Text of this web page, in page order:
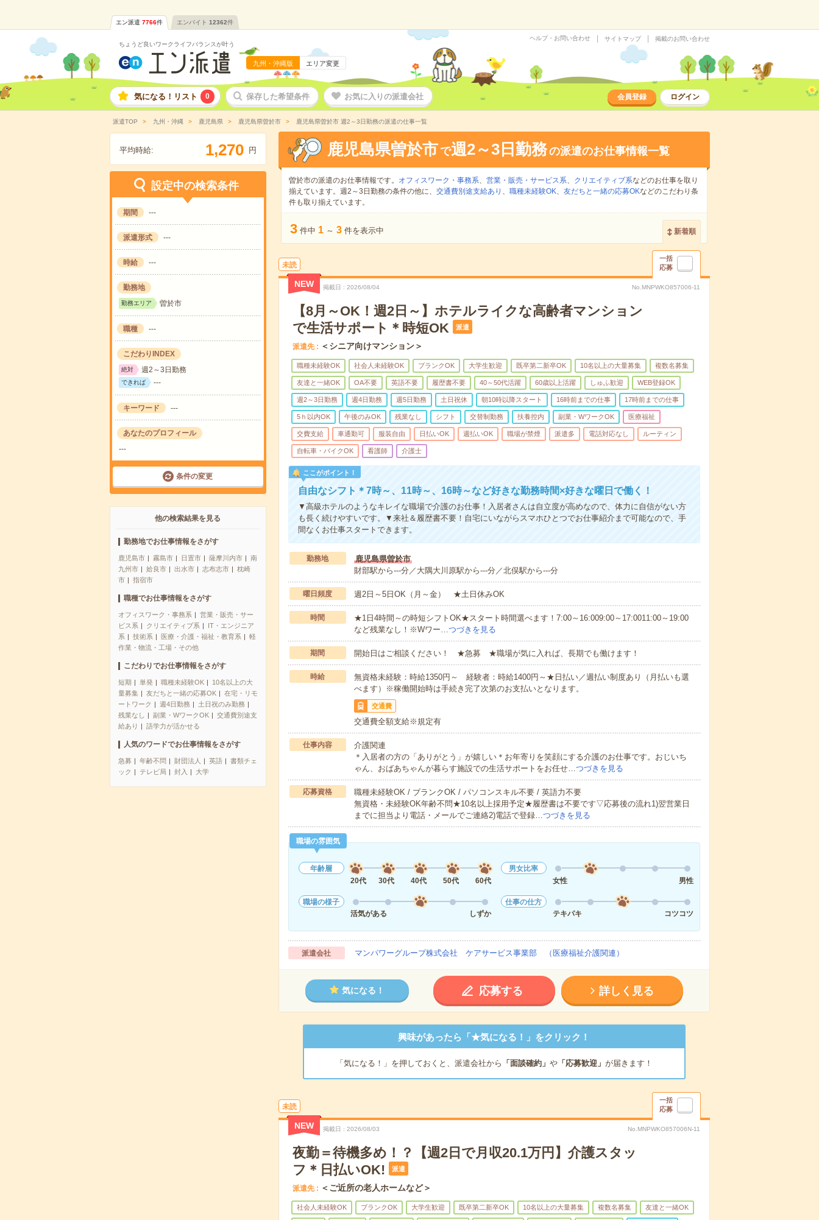
エン派遣 7766件 エンバイト 12362件
ちょうど良いワークライフバランスが叶う
九州・沖縄版 エリア変更
ヘルプ・お問い合わせ サイトマップ 掲載のお問い合わせ
気になる！リスト 0 保存した希望条件 お気に入りの派遣会社 会員登録 ログイン
派遣TOP 九州・沖縄 鹿児島県 鹿児島県曽於市 鹿児島県曽於市 週2～3日勤務の派遣の仕事一覧
平均時給: 1,270 円
設定中の検索条件
期間 ---
派遣形式 ---
時給 ---
勤務地
勤務エリア 曽於市
職種 ---
こだわりINDEX
絶対 週2～3日勤務
できれば ---
キーワード ---
あなたのプロフィール
---
条件の変更
他の検索結果を見る
勤務地でお仕事情報をさがす
鹿児島市 霧島市 日置市 薩摩川内市
南
九州市
姶良市 出水市 志布志市
枕崎
市
指宿市
職種でお仕事情報をさがす
オフィスワーク・事務系
営業・販売・サー
ビス系
クリエイティブ系
IT・エンジニア
系
技術系 医療・介護・福祉・教育系
軽
作業・物流・工場・その他
こだわりでお仕事情報をさがす
短期 単発 職種未経験OK
10名以上の大
量募集
友だちと一緒の応募OK
在宅・リモ
ートワーク
週4日勤務
土日祝のみ勤務
残業なし
副業・WワークOK
交通費別途支
給あり
語学力が活かせる
人気のワードでお仕事情報をさがす
急募 年齢不問 財団法人 英語
書類チェ
ック
テレビ局 封入 大学
鹿児島県曽於市 で週2～3日勤務の派遣のお仕事情報一覧
曽於市の派遣のお仕事情報です。 オフィスワーク・事務系、 営業・販売・サービス系、 クリエイティブ系などのお仕事を取り
揃えています。週2～3日勤務の条件の他に、 交通費別途支給あり 、 職種未経験OK、 友だちと一緒の応募OKなどのこだわり条
件も取り揃えています。
3 件中 1 ～ 3 件を表示中 新着順
未読
一括
応募
NEW 掲載日 2026/08/04 No.MNPWKO857006-11
【8月～OK！週2日～】ホテルライクな高齢者マンション
で生活サポート＊時短OK
派遣
派遣先 ＜シニア向けマンション＞
職種未経験OK 社会人未経験OK ブランクOK 大学生歓迎 既卒第二新卒OK 10名以上の大量募集 複数名募集
友達と一緒OK OA不要 英語不要 履歴書不要 40～50代活躍 60歳以上活躍 しゅふ歓迎 WEB登録OK
週2～3日勤務 週4日勤務 週5日勤務 土日祝休 朝10時以降スタート 16時前までの仕事 17時前までの仕事
5ｈ以内OK 午後のみOK 残業なし シフト 交替制勤務 扶養控内 副業・WワークOK 医療福祉
交費支給 車通勤可 服装自由 日払いOK 週払いOK 職場が禁煙 派遣多 電話対応なし ルーティン
自転車・バイクOK 看護師 介護士
ここがポイント！
自由なシフト＊7時～、11時～、16時～など好きな勤務時間×好きな曜日で働く！
▼高級ホテルのようなキレイな職場で介護のお仕事！入居者さんは自立度が高めなので、体力に自信がない方
も長く続けやすいです。▼来社＆履歴書不要！自宅にいながらスマホひとつでお仕事紹介まで可能なので、手
間なくお仕事スタートできます。
勤務地
鹿児島県曽於市
財部駅から---分／大隅大川原駅から---分／北俣駅から---分
曜日頻度 週2日～5日OK（月～金） ★土日休みOK
時間
★1日4時間～の時短シフトOK★スタート時間選べます！7:00～16:009:00～17:0011:00～19:00
など残業なし！※Wワー…つづきを見る
期間 開始日はご相談ください！ ★急募 ★職場が気に入れば、長期でも働けます！
時給
無資格未経験：時給1350円～ 経験者：時給1400円～★日払い／週払い制度あり（月払いも選
べます）※稼働開始時は手続き完了次第のお支払いとなります。
交通費
交通費全額支給※規定有
仕事内容
介護関連
＊入居者の方の「ありがとう」が嬉しい＊お年寄りを笑顔にする介護のお仕事です。おじいち
ゃん、おばあちゃんが暮らす施設での生活サポートをお任せ…つづきを見る
応募資格
職種未経験OK / ブランクOK / パソコンスキル不要 / 英語力不要
無資格・未経験OK年齢不問★10名以上採用予定★履歴書は不要です▽応募後の流れ1)翌営業日
までに担当より電話・メールでご連絡2)電話で登録…つづきを見る
職場の雰囲気
年齢層
20代
30代 40代 50代 60代
男女比率
女性
男性
職場の様子
活気がある
しずか
仕事の仕方
テキパキ
コツコツ
派遣会社 マンパワーグループ株式会社 ケアサービス事業部 （医療福祉介護関連）
気になる！ 応募する 詳しく見る
興味があったら「★気になる！」をクリック！
「気になる！」を押しておくと、派遣会社から 「面談確約」 や「応募歓迎」 が届きます！
未読
一括
応募
NEW 掲載日 2026/08/03 No.MNPWKO857006N-11
夜勤＝待機多め！？【週2日で月収20.1万円】介護スタッ
フ＊日払いOK!
派遣
派遣先 ＜ご近所の老人ホームなど＞
社会人未経験OK ブランクOK 大学生歓迎 既卒第二新卒OK 10名以上の大量募集 複数名募集 友達と一緒OK